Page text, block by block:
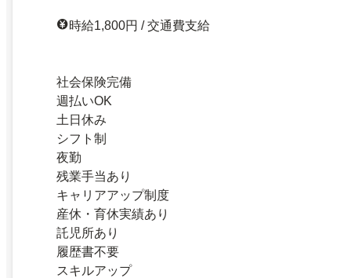
時給1,800円 / 交通費支給
社会保険完備
週払いOK
土日休み
シフト制
夜勤
残業手当あり
キャリアアップ制度
産休・育休実績あり
託児所あり
履歴書不要
スキルアップ